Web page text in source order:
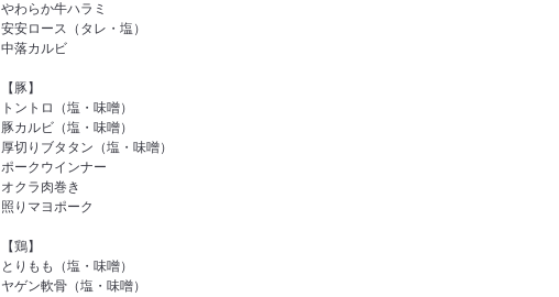
やわらか牛ハラミ
安安ロース（タレ・塩）
中落カルビ
【豚】
トントロ（塩・味噌）
豚カルビ（塩・味噌）
厚切りブタタン（塩・味噌）
ポークウインナー
オクラ肉巻き
照りマヨポーク
【鶏】
とりもも（塩・味噌）
ヤゲン軟骨（塩・味噌）